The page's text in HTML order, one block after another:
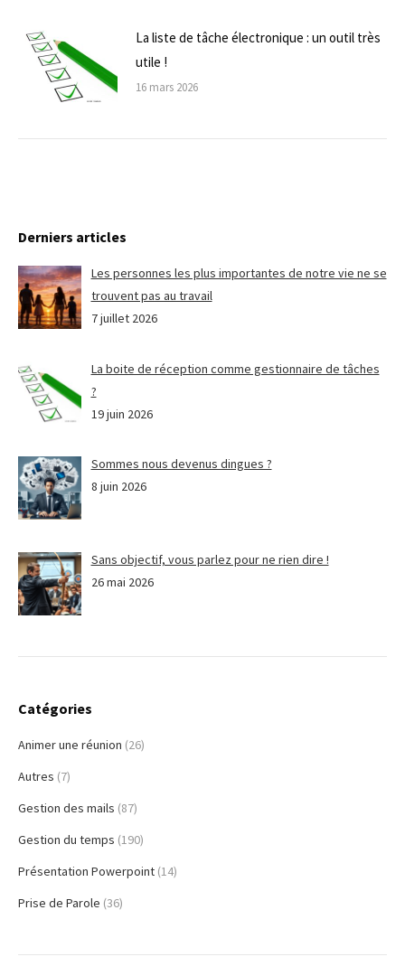
La liste de tâche électronique : un outil très
utile !
16 mars 2026
Derniers articles
Les personnes les plus importantes de notre vie ne se
trouvent pas au travail
7 juillet 2026
La boite de réception comme gestionnaire de tâches
?
19 juin 2026
Sommes nous devenus dingues ?
8 juin 2026
Sans objectif, vous parlez pour ne rien dire !
26 mai 2026
Catégories
Animer une réunion (26)
Autres (7)
Gestion des mails (87)
Gestion du temps (190)
Présentation Powerpoint (14)
Prise de Parole (36)